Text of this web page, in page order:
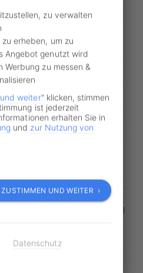
Berlin, km 110,450,
5; Abs. 100; km. 0,269
·
zu verwalten
erheben, um zu
Angebot genutzt wird
Werbung zu messen &
weiter" klicken, stimmen
ist jederzeit
erhalten Sie in
und zur Nutzung von
ZUSTIMMEN UND WEITER ›
Datenschutz